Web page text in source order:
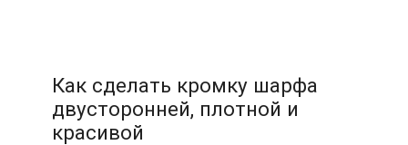
Как сделать кромку шарфа
двусторонней, плотной и
красивой